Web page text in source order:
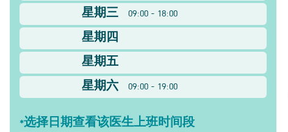
星期三
09:00 - 18:00
星期四
星期五
星期六
09:00 - 19:00
*选择日期查看该医生上班时间段